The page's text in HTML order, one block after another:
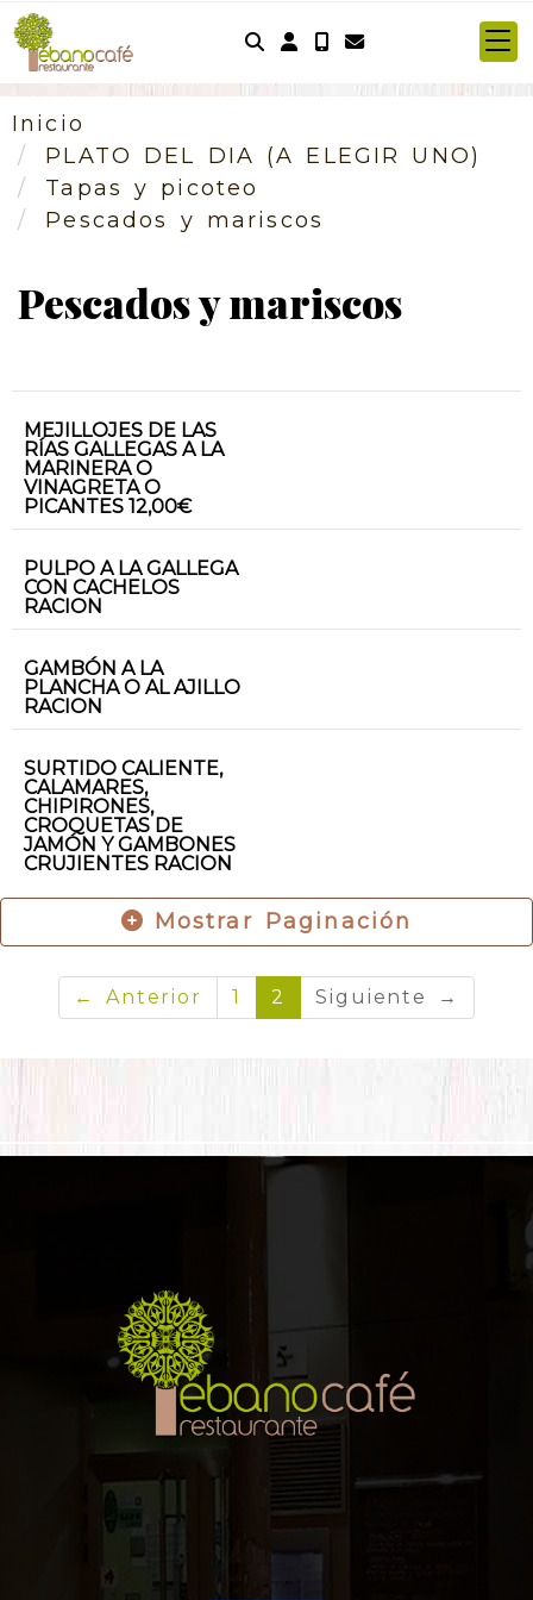
Identifícate
Inicio
PLATO DEL DIA (A ELEGIR UNO)
Tapas y picoteo
Pescados y mariscos
Pescados y mariscos
MEJILLOJES DE LAS
RÍAS GALLEGAS A LA
MARINERA O
VINAGRETA O
PICANTES 12,00€
PULPO A LA GALLEGA
CON CACHELOS
RACION
GAMBÓN A LA
PLANCHA O AL AJILLO
RACION
SURTIDO CALIENTE,
CALAMARES,
CHIPIRONES,
CROQUETAS DE
JAMÓN Y GAMBONES
CRUJIENTES RACION
Mostrar Paginación
← Anterior 1 2 Siguiente →